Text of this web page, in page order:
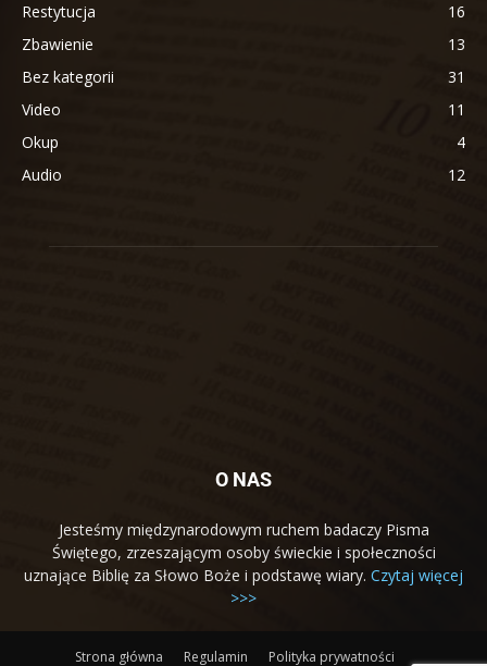
Restytucja
16
Zbawienie
13
Bez kategorii
31
Video
11
Okup
4
Audio
12
O NAS
Jesteśmy międzynarodowym ruchem badaczy Pisma
Świętego, zrzeszającym osoby świeckie i społeczności
uznające Biblię za Słowo Boże i podstawę wiary. Czytaj więcej
>>>
Strona główna Regulamin Polityka prywatności